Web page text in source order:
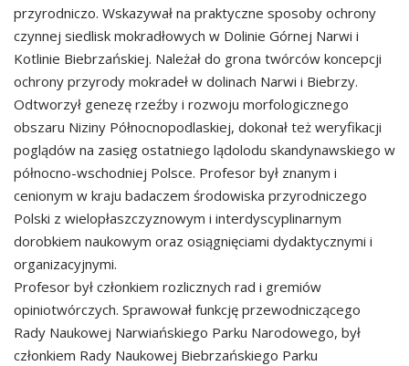
przyrodniczo. Wskazywał na praktyczne sposoby ochrony
czynnej siedlisk mokradłowych w Dolinie Górnej Narwi i
Kotlinie Biebrzańskiej. Należał do grona twórców koncepcji
ochrony przyrody mokradeł w dolinach Narwi i Biebrzy.
Odtworzył genezę rzeźby i rozwoju morfologicznego
obszaru Niziny Północnopodlaskiej, dokonał też weryfikacji
poglądów na zasięg ostatniego lądolodu skandynawskiego w
północno-wschodniej Polsce. Profesor był znanym i
cenionym w kraju badaczem środowiska przyrodniczego
Polski z wielopłaszczyznowym i interdyscyplinarnym
dorobkiem naukowym oraz osiągnięciami dydaktycznymi i
organizacyjnymi.
Profesor był członkiem rozlicznych rad i gremiów
opiniotwórczych. Sprawował funkcję przewodniczącego
Rady Naukowej Narwiańskiego Parku Narodowego, był
członkiem Rady Naukowej Biebrzańskiego Parku